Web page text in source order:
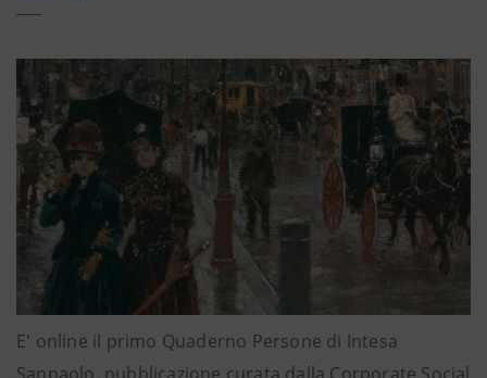
E' online il primo Quaderno Persone di Intesa
Sanpaolo, pubblicazione curata dalla Corporate Social